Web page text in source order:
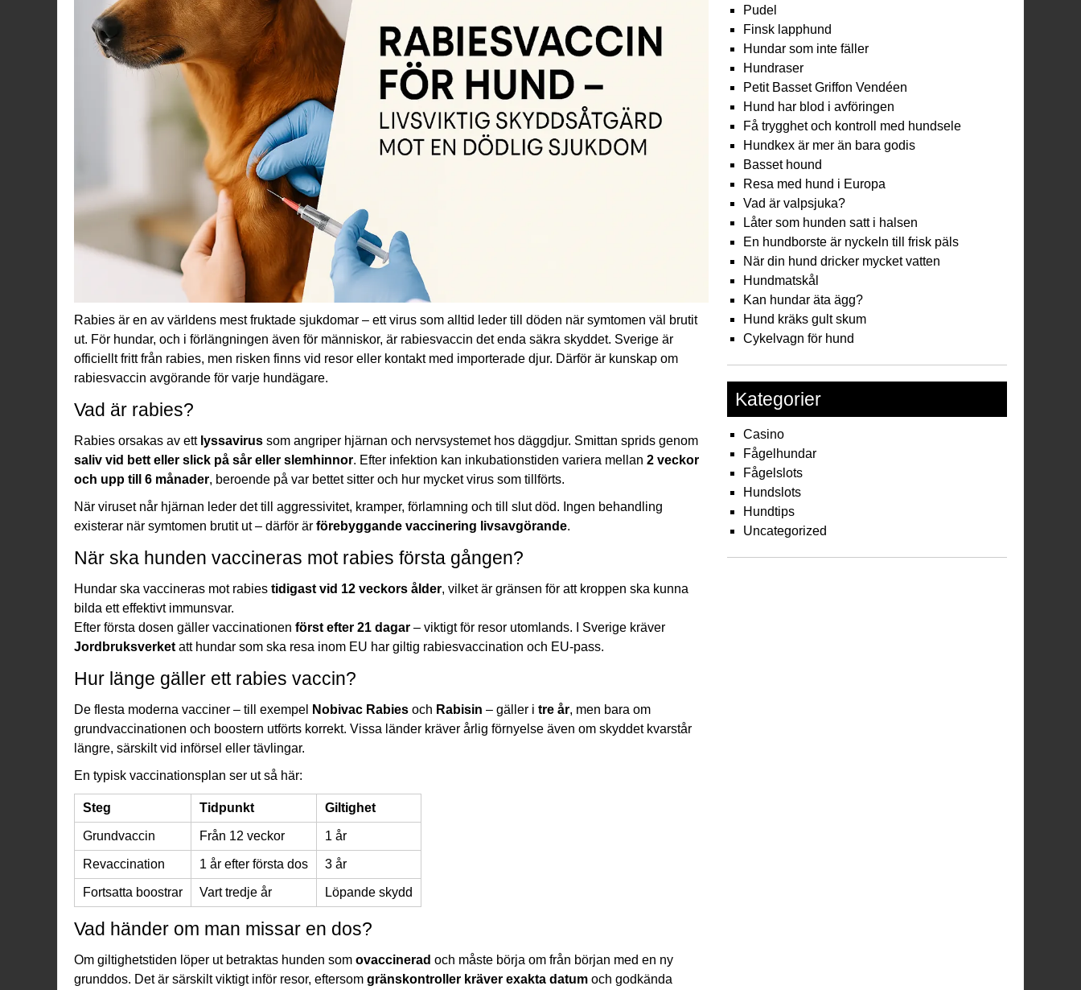
Rabies är en av världens mest fruktade sjukdomar – ett virus som alltid leder till döden när symtomen väl brutit
ut. För hundar, och i förlängningen även för människor, är rabiesvaccin det enda säkra skyddet. Sverige är
officiellt fritt från rabies, men risken finns vid resor eller kontakt med importerade djur. Därför är kunskap om
rabiesvaccin avgörande för varje hundägare.
Vad är rabies?
Rabies orsakas av ett lyssavirus som angriper hjärnan och nervsystemet hos däggdjur. Smittan sprids genom
saliv vid bett eller slick på sår eller slemhinnor. Efter infektion kan inkubationstiden variera mellan 2 veckor
och upp till 6 månader, beroende på var bettet sitter och hur mycket virus som tillförts.
När viruset når hjärnan leder det till aggressivitet, kramper, förlamning och till slut död. Ingen behandling
existerar när symtomen brutit ut – därför är förebyggande vaccinering livsavgörande.
När ska hunden vaccineras mot rabies första gången?
Hundar ska vaccineras mot rabies tidigast vid 12 veckors ålder, vilket är gränsen för att kroppen ska kunna
bilda ett effektivt immunsvar.
Efter första dosen gäller vaccinationen först efter 21 dagar – viktigt för resor utomlands. I Sverige kräver
Jordbruksverket att hundar som ska resa inom EU har giltig rabiesvaccination och EU-pass.
Hur länge gäller ett rabies vaccin?
De flesta moderna vacciner – till exempel Nobivac Rabies och Rabisin – gäller i tre år, men bara om
grundvaccinationen och boostern utförts korrekt. Vissa länder kräver årlig förnyelse även om skyddet kvarstår
längre, särskilt vid införsel eller tävlingar.
En typisk vaccinationsplan ser ut så här:
Steg Tidpunkt Giltighet
Grundvaccin Från 12 veckor 1 år
Revaccination 1 år efter första dos 3 år
Fortsatta boostrar Vart tredje år Löpande skydd
Vad händer om man missar en dos?
Om giltighetstiden löper ut betraktas hunden som ovaccinerad och måste börja om från början med en ny
grunddos. Det är särskilt viktigt inför resor, eftersom gränskontroller kräver exakta datum och godkända
Pudel
Finsk lapphund
Hundar som inte fäller
Hundraser
Petit Basset Griffon Vendéen
Hund har blod i avföringen
Få trygghet och kontroll med hundsele
Hundkex är mer än bara godis
Basset hound
Resa med hund i Europa
Vad är valpsjuka?
Låter som hunden satt i halsen
En hundborste är nyckeln till frisk päls
När din hund dricker mycket vatten
Hundmatskål
Kan hundar äta ägg?
Hund kräks gult skum
Cykelvagn för hund
Kategorier
Casino
Fågelhundar
Fågelslots
Hundslots
Hundtips
Uncategorized